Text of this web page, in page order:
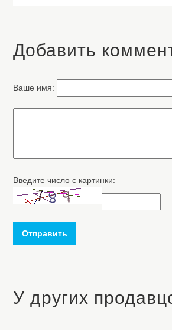
Добавить
Ваше имя:
Введите число с картинки:
Отправить
У других